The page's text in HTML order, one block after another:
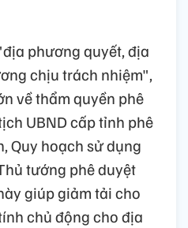
phương quyết, địa
chịu trách nhiệm",
về thẩm quyền phê
UBND cấp tỉnh phê
Quy hoạch sử dụng
tướng phê duyệt
giúp giảm tải cho
chủ động cho địa